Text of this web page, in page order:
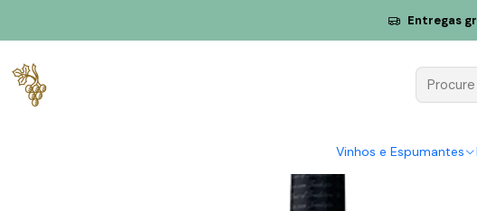
Vinhos e Espumantes
Entregas
Seara D Ordens